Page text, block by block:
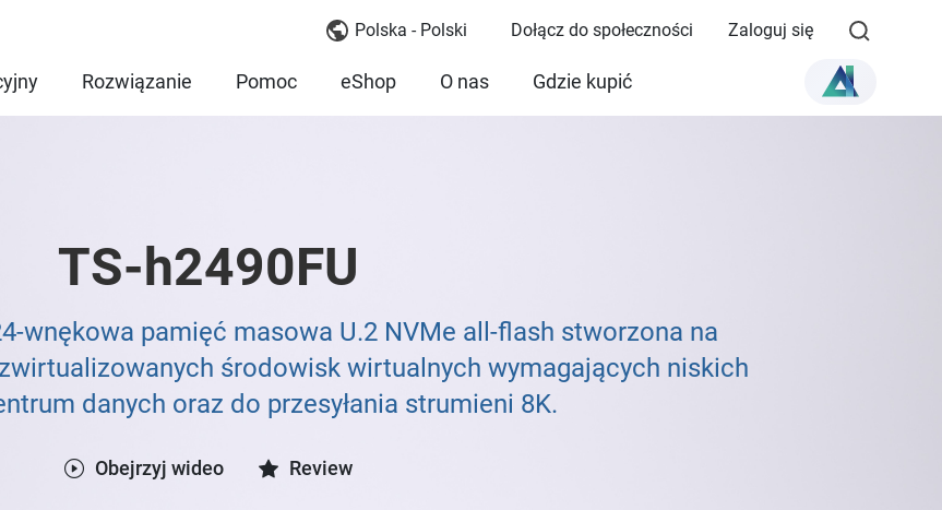
Polska - Polski Dołącz do społeczności Zaloguj się
Rozwiązanie Pomoc eShop O nas Gdzie kupić
TS-h2490FU
wnękowa pamięć masowa U.2 NVMe all-flash stworzona na
środowisk wirtualnych wymagających niskich
danych oraz do przesyłania strumieni 8K.
Obejrzyj wideo Review